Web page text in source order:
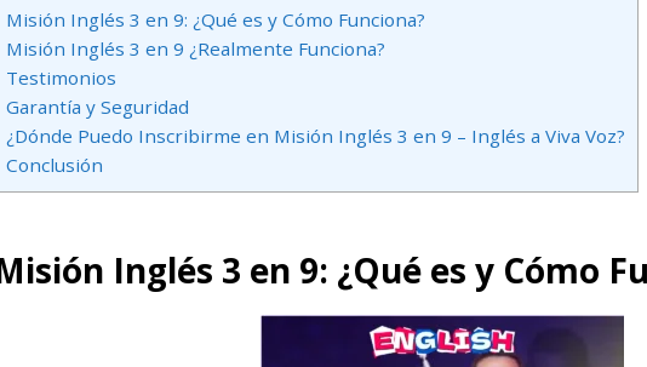
Misión Inglés 3 en 9: ¿Qué es y Cómo Funciona?
Misión Inglés 3 en 9 ¿Realmente Funciona?
Testimonios
Garantía y Seguridad
¿Dónde Puedo Inscribirme en Misión Inglés 3 en 9 – Inglés a Viva Voz?
Conclusión
Inglés 3 en 9: ¿Qué es y Cómo